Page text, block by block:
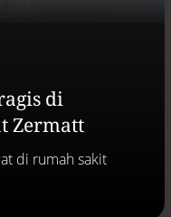
di
Zermatt
di rumah sakit
abai LHKPN